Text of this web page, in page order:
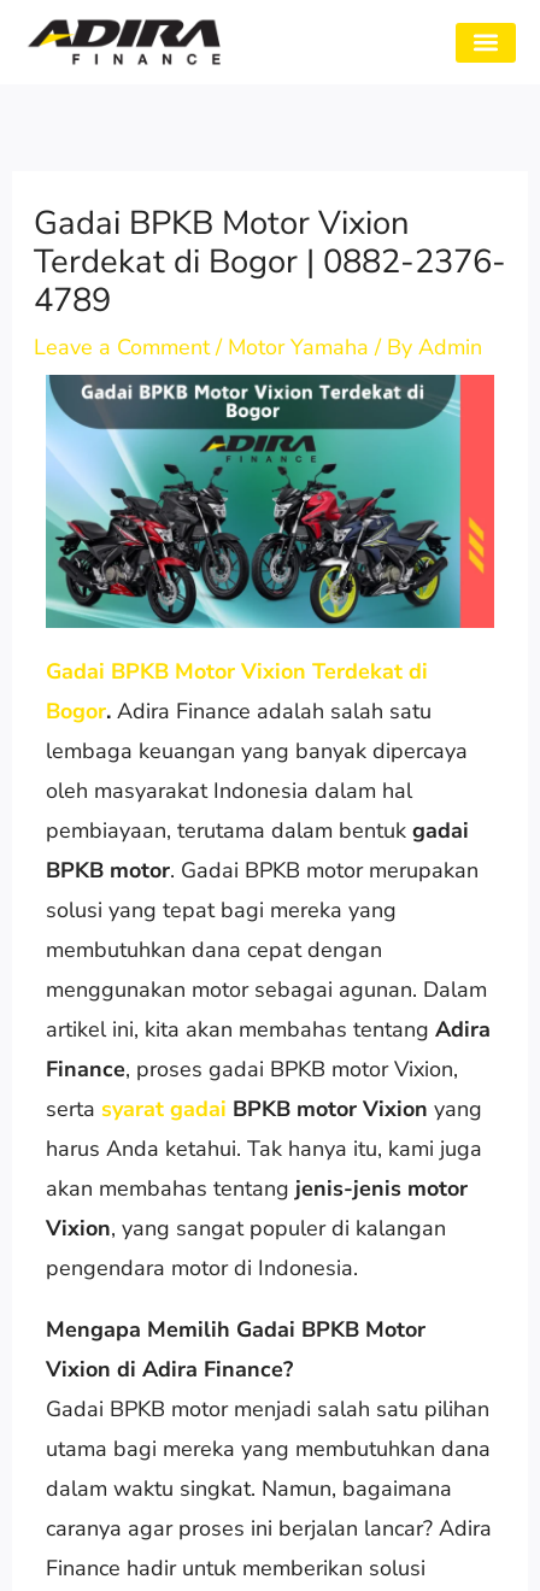
Gadai BPKB Motor Vixion
Terdekat di Bogor | 0882-2376-
4789
Leave a Comment / Motor Yamaha / By Admin
Gadai BPKB Motor Vixion Terdekat di
Bogor. Adira Finance adalah salah satu
lembaga keuangan yang banyak dipercaya
oleh masyarakat Indonesia dalam hal
pembiayaan, terutama dalam bentuk gadai
BPKB motor. Gadai BPKB motor merupakan
solusi yang tepat bagi mereka yang
membutuhkan dana cepat dengan
menggunakan motor sebagai agunan. Dalam
artikel ini, kita akan membahas tentang Adira
Finance, proses gadai BPKB motor Vixion,
serta syarat gadai BPKB motor Vixion yang
harus Anda ketahui. Tak hanya itu, kami juga
akan membahas tentang jenis-jenis motor
Vixion, yang sangat populer di kalangan
pengendara motor di Indonesia.
Mengapa Memilih Gadai BPKB Motor
Vixion di Adira Finance?
Gadai BPKB motor menjadi salah satu pilihan
utama bagi mereka yang membutuhkan dana
dalam waktu singkat. Namun, bagaimana
caranya agar proses ini berjalan lancar? Adira
Finance hadir untuk memberikan solusi